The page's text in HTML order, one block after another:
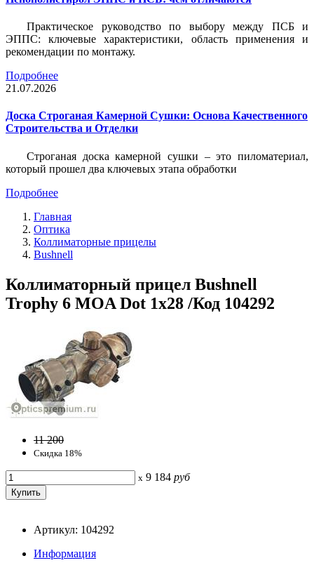
Практическое руководство по выбору между ПСБ и
ЭППС: ключевые характеристики, область применения и
рекомендации по монтажу.
Подробнее
21.07.2026
Доска Строганая Камерной Сушки: Основа Качественного
Строительства и Отделки
Строганая доска камерной сушки – это пиломатериал,
который прошел два ключевых этапа обработки
Подробнее
Главная
Оптика
Коллиматорные прицелы
Bushnell
Коллиматорный прицел Bushnell
Trophy 6 MOA Dot 1х28 /Код 104292
11 200
Скидка 18%
x 9 184 руб
Артикул: 104292
Информация